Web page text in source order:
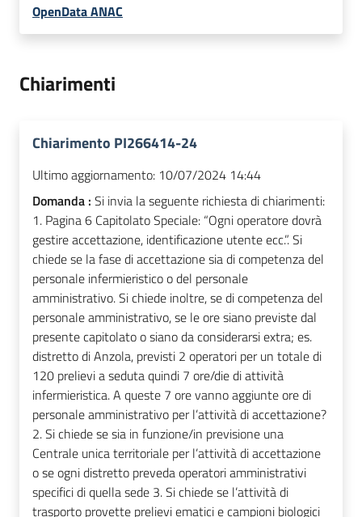
OpenData ANAC
Chiarimenti
Chiarimento PI266414-24
Ultimo aggiornamento: 10/07/2024 14:44
Domanda : Si invia la seguente richiesta di chiarimenti:
1. Pagina 6 Capitolato Speciale: “Ogni operatore dovrà
gestire accettazione, identificazione utente ecc.”. Si
chiede se la fase di accettazione sia di competenza del
personale infermieristico o del personale
amministrativo. Si chiede inoltre, se di competenza del
personale amministrativo, se le ore siano previste dal
presente capitolato o siano da considerarsi extra; es.
distretto di Anzola, previsti 2 operatori per un totale di
120 prelievi a seduta quindi 7 ore/die di attività
infermieristica. A queste 7 ore vanno aggiunte ore di
personale amministrativo per l’attività di accettazione?
2. Si chiede se sia in funzione/in previsione una
Centrale unica territoriale per l’attività di accettazione
o se ogni distretto preveda operatori amministrativi
specifici di quella sede 3. Si chiede se l’attività di
trasporto provette prelievi ematici e campioni biologici